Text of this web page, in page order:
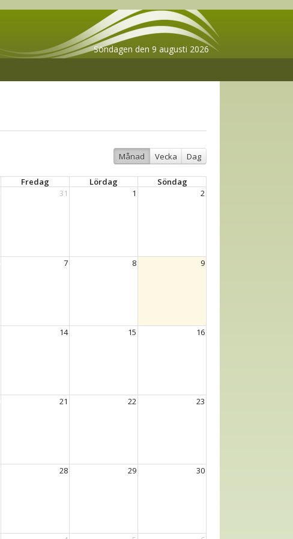
Söndagen den 9 augusti 2026
Månad Vecka Dag
Fredag Lördag
Söndag
31 1 2
7 8 9
14 15 16
21 22 23
28 29 30